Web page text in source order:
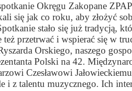
Okręgu Zakopane
się jak co roku, aby złożyć
stało się już tradycją,
przetrwać i wspierać się w
Orskiego, naszego
Polski na 42.
Czesławowi
z talentu muzycznego. Ich